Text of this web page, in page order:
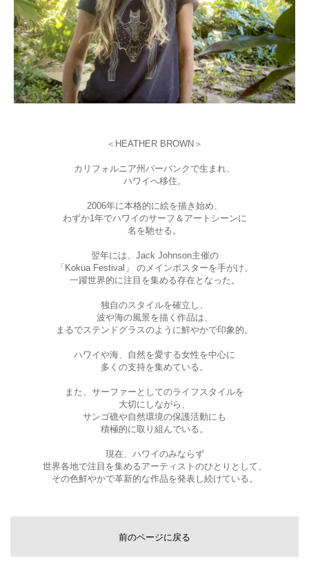
＜HEATHER BROWN＞
カリフォルニア州バーバンクで生まれ、
ハワイへ移住。
2006年に本格的に絵を描き始め、
わずか1年でハワイのサーフ＆アートシーンに
名を馳せる。
翌年には、Jack Johnson主催の
「Kokua Festival」 のメインポスターを手がけ、
一躍世界的に注目を集める存在となった。
独自のスタイルを確立し、
波や海の風景を描く作品は、
まるでステンドグラスのように鮮やかで印象的。
ハワイや海、自然を愛する女性を中心に
多くの支持を集めている。
また、サーファーとしてのライフスタイルを
大切にしながら、
サンゴ礁や自然環境の保護活動にも
積極的に取り組んでいる。
現在、ハワイのみならず
世界各地で注目を集めるアーティストのひとりとして、
その色鮮やかで革新的な作品を発表し続けている。
前のページに戻る